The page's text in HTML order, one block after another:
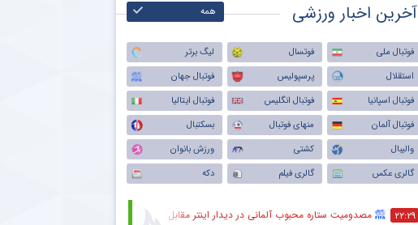
آخرین اخبار ورزشی همه
فوتبال ملی فوتسال
لیگ برتر
استقلال
پرسپولیس
فوتبال جهان
فوتبال اسپانیا
فوتبال انگلیس
فوتبال ایتالیا
فوتبال آلمان
منهای فوتبال
بسکتبال
والیبال
کشتی
ورزش بانوان
گالری عکس
گالری فیلم دکه
۲۲:۲۹ مصدومیت ستاره محبوب آلمانی در دیدار اینتر مقابل میلان